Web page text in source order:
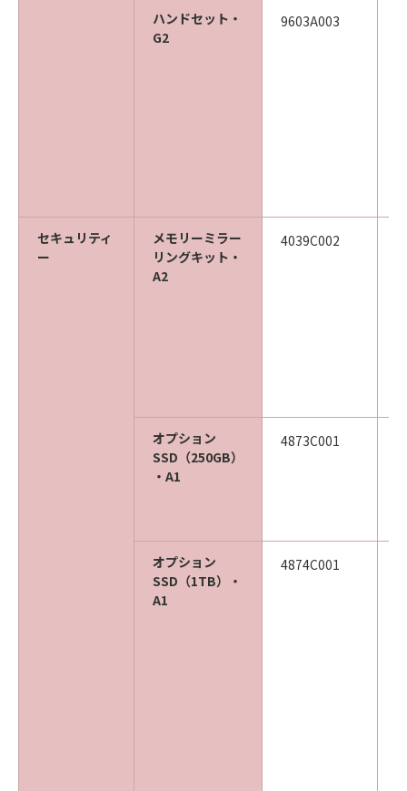
ハンドセット・
G2
9603A003
セキュリティ
ー
メモリーミラー
リングキット・
A2
4039C002
オプション
SSD（250GB）
・A1
4873C001
オプション
SSD（1TB）・
A1
4874C001